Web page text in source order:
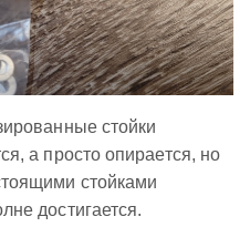
стойки
а просто опирается, но
стойками
достигается.